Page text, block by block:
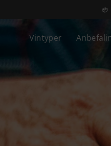
Vintyper